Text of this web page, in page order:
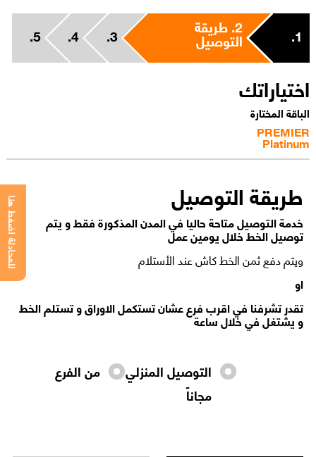
1.
2. طريقة
التوصيل 3.
4.
5.
اختياراتك
الباقة المختارة
PREMIER
Platinum
طريقة التوصيل
خدمة التوصيل متاحة حاليا في المدن المذكورة فقط و يتم
توصيل الخط خلال يومين عمل
ويتم دفع ثمن الخط كاش عند الأستلام
او
تقدر تشرفنا في اقرب فرع عشان تستكمل الاوراق و تستلم الخط
و يشتغل في خلال ساعة
التوصيل المنزلي
مجاناً
من الفرع
للمحادثة اضغط هنا